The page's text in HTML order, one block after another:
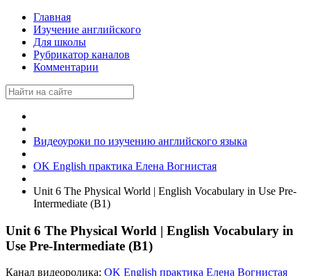
Главная
Изучение английского
Для школы
Рубрикатор каналов
Комментарии
Видеоуроки по изучению английского языка
OK English практика Елена Вогнистая
Unit 6 The Physical World | English Vocabulary in Use Pre-
Intermediate (B1)
Unit 6 The Physical World | English Vocabulary in
Use Pre-Intermediate (B1)
Канал видеоролика: OK English практика Елена Вогнистая